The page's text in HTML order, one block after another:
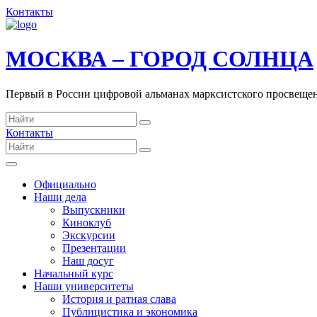
Контакты
МОСКВА – ГОРОД СОЛНЦА
Первый в России цифровой альманах марксистского
Контакты
Официально
Наши дела
Выпускники
Киноклуб
Экскурсии
Презентации
Наш досуг
Начальный курс
Наши университеты
История и ратная слава
Публицистика и экономика